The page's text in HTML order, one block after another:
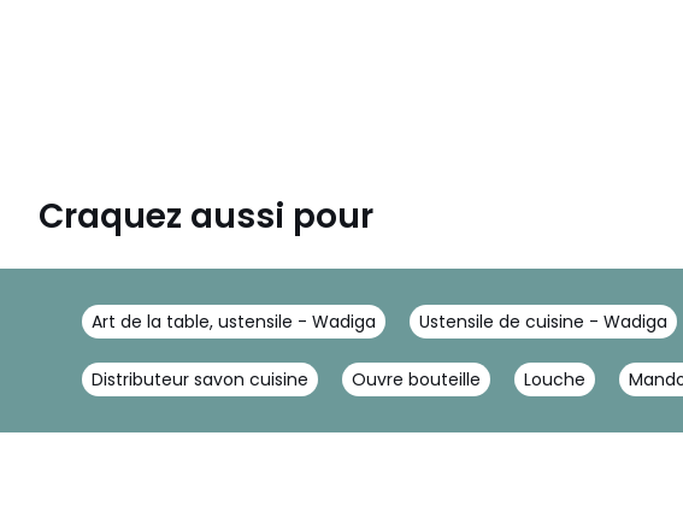
Craquez aussi pour
Art de la table, ustensile - Wadiga Ustensile de cuisine - Wadiga
Distributeur savon cuisine Ouvre bouteille Louche